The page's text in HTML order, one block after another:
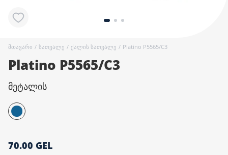
მთავარი / სათვალე / ქალის სათვალე / Platino P5565/C3
Platino P5565/C3
მეტალის
70.00 GEL
კონტაქტური
აქსესუარები
მთავარი გვერდი